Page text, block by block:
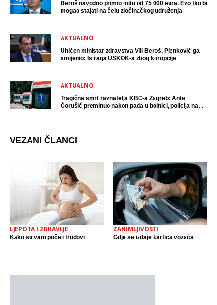
Beroš navodno primio mito od 75 000 eura. Evo tko bi
mogao stajati na čelu zločinačkog udruženja
AKTUALNO
Uhićen ministar zdravstva Vili Beroš, Plenković ga
smijenio: Istraga USKOK-a zbog korupcije
AKTUALNO
Tragična smrt ravnatelja KBC-a Zagreb: Ante
Ćorušić preminuo nakon pada u bolnici, policija na
VEZANI ČLANCI
LJEPOTA I ZDRAVLJE
Kako su vam počeli trudovi
ZANIMLJIVOSTI
Gdje se izdaje kartica vozača